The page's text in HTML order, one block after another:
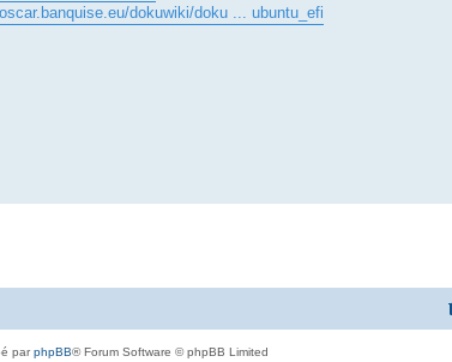
dokuwiki/doku ... ubuntu_efi
parphpBB® Forum Software © phpBB Limited